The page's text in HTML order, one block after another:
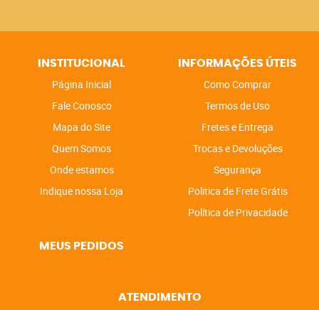
INSTITUCIONAL
Página Inicial
Fale Conosco
Mapa do Site
Quem Somos
Onde estamos
Indique nossa Loja
INFORMAÇÕES ÚTEIS
Como Comprar
Termos de Uso
Fretes e Entrega
Trocas e Devoluções
Segurança
Politica de Frete Grátis
Política de Privacidade
MEUS PEDIDOS
ATENDIMENTO